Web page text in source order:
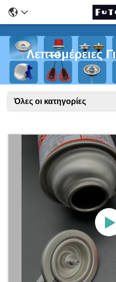
Λεπτομέρειες
Όλες οι κατηγορίες